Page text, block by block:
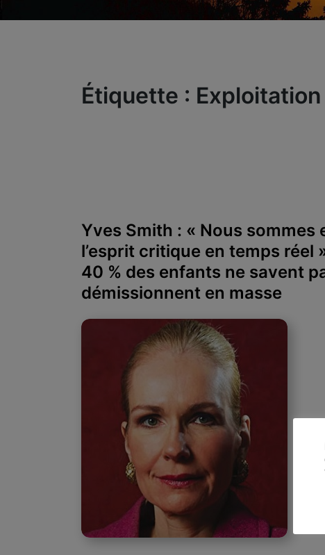
Étiquette : Exploitation
Yves Smith : « Nous
l’esprit critique en temps réel
40 % des enfants ne savent
démissionnent en masse